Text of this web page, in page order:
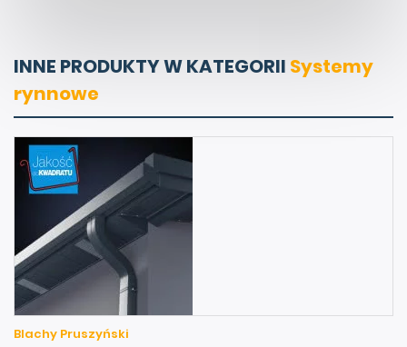
INNE PRODUKTY W KATEGORII Systemy
rynnowe
Blachy Pruszyński